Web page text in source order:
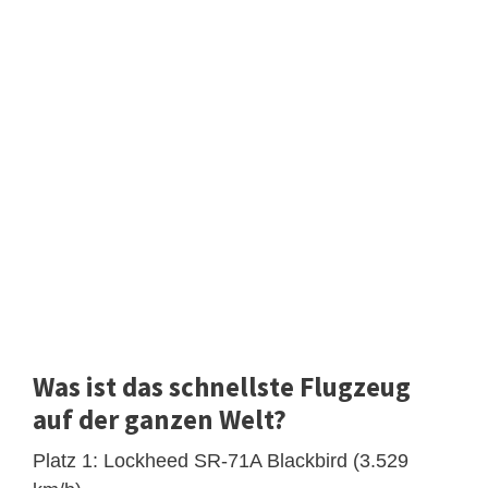
Was ist das schnellste Flugzeug
auf der ganzen Welt?
Platz 1: Lockheed SR-71A Blackbird (3.529